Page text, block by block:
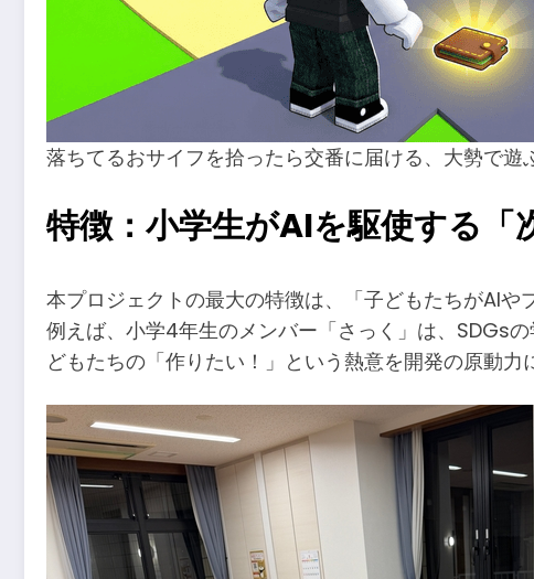
落ちてるおサイフを拾ったら交番に届ける、大勢で遊
特徴：小学生がAIを駆使する「
本プロジェクトの最大の特徴は、「子どもたちがAIや
例えば、小学4年生のメンバー「さっく」は、SDGs
どもたちの「作りたい！」という熱意を開発の原動力